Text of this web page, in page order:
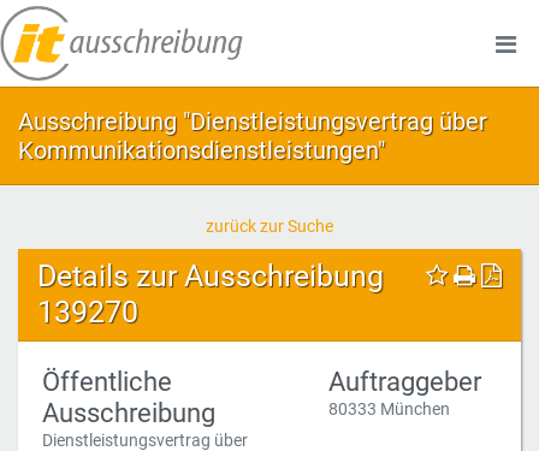
Ausschreibung "Dienstleistungsvertrag über
Kommunikationsdienstleistungen"
zurück zur Suche
Details zur Ausschreibung
139270
Öffentliche
Ausschreibung
Dienstleistungsvertrag über
Auftraggeber
80333 München